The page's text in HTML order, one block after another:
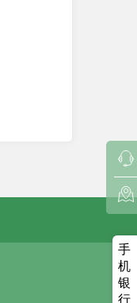
手
机
银
行